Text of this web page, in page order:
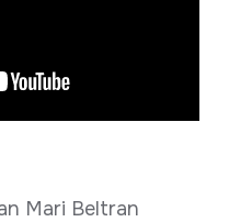
Mari Beltran